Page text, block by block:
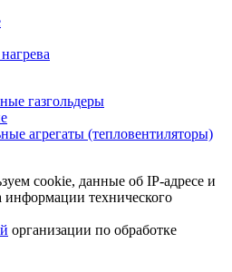
газгольдеры
агрегаты (тепловентиляторы)
cookie, данные об IP-адресе и
информации технического
организации по обработке